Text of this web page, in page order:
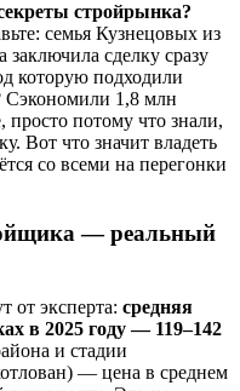
стройрынка?
семья Кузнецовых из
сделку сразу
которую подходили
Сэкономили 1,8 млн
просто потому что знали,
Вот что значит владеть
со всеми на перегонки
— реальный
от эксперта: средняя
в 2025 году — 119–142
и стадии
— цена в среднем